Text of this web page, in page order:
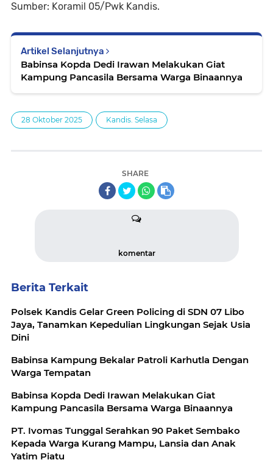
Sumber: Koramil 05/Pwk Kandis.
Artikel Selanjutnya
Babinsa Kopda Dedi Irawan Melakukan Giat
Kampung Pancasila Bersama Warga Binaannya
28 Oktober 2025 Kandis. Selasa
SHARE
komentar
Berita Terkait
Polsek Kandis Gelar Green Policing di SDN 07 Libo
Jaya, Tanamkan Kepedulian Lingkungan Sejak Usia
Dini
Babinsa Kampung Bekalar Patroli Karhutla Dengan
Warga Tempatan
Babinsa Kopda Dedi Irawan Melakukan Giat
Kampung Pancasila Bersama Warga Binaannya
‎PT. Ivomas Tunggal Serahkan 90 Paket Sembako
Kepada Warga Kurang Mampu, Lansia dan Anak
Yatim Piatu